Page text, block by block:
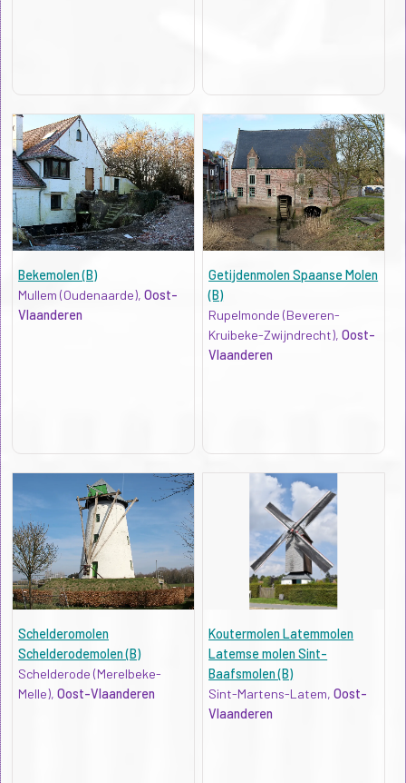
Bekemolen (B)
Mullem (Oudenaarde), Oost-
Vlaanderen
Getijdenmolen Spaanse Molen
(B)
Rupelmonde (Beveren-
Kruibeke-Zwijndrecht),Oost-
Vlaanderen
Schelderomolen
Schelderodemolen (B)
Schelderode (Merelbeke-
Melle), Oost-Vlaanderen
Koutermolen Latemmolen
Latemse molen Sint-
Baafsmolen (B)
Sint-Martens-Latem,Oost-
Vlaanderen